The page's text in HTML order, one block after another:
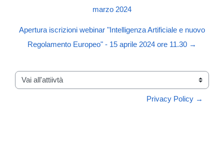
marzo 2024
Apertura iscrizioni webinar "Intelligenza Artificiale e nuovo
Regolamento Europeo" - 15 aprile 2024 ore 11.30 →
Vai all'attiivtà
Privacy Policy →